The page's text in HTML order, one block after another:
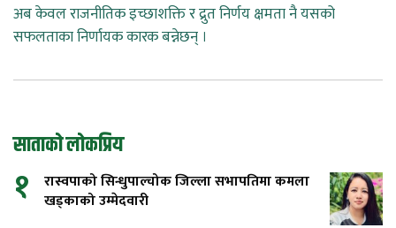
अब केवल राजनीतिक इच्छाशक्ति र द्रुत निर्णय क्षमता नै यसको
सफलताका निर्णायक कारक बन्नेछन् ।
साताको लोकप्रिय
१
रास्वपाको सिन्धुपाल्चोक जिल्ला सभापतिमा कमला
खड्काको उम्मेदवारी